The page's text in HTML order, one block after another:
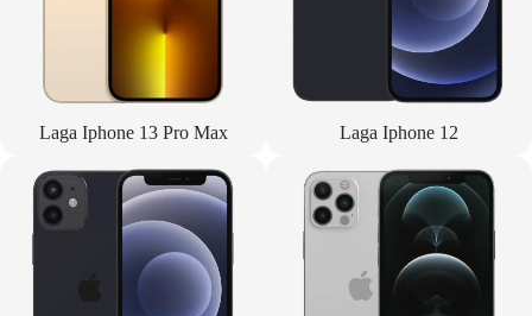
Laga Iphone 13 Pro Max Laga Iphone 12